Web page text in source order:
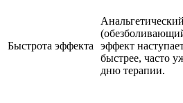
Быстрота эффекта
Анальгетический
эффект
быстрее, часто
дню терапии.